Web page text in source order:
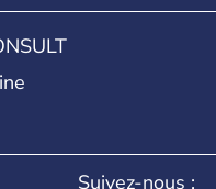
Suivez-nous :